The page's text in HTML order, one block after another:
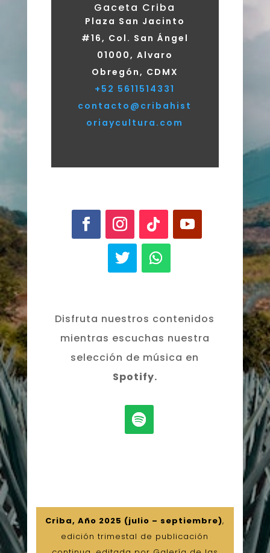
Gaceta Criba
Plaza San Jacinto
#16, Col. San Ángel
01000, Alvaro
Obregón, CDMX
+52 5611514331
contacto@cribahist
oriaycultura.com
Disfruta nuestros contenidos
mientras escuchas nuestra
selección de música en
Spotify.
Criba, Año 2025 (julio – septiembre),
edición trimestal de publicación